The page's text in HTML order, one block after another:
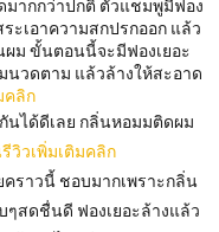
มากกว่าปกติ ตัวแชมพูมีฟอง
ะเอาความสกปรกออก แล้ว
ม ขั้นตอนนี้จะมีฟองเยอะ
นวดตาม แล้วล้างให้สะอาด
คลิก
ได้ดีเลย กลิ่นหอมมติดผม
วิวเพิ่มเติมคลิก
ราวนี้ ชอบมากเพราะกลิ่น
สดชื่นดี ฟองเยอะล้างแล้ว